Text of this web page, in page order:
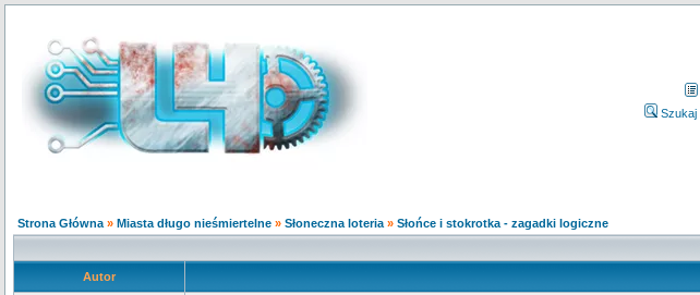
Szukaj
Strona Główna » Miasta długo nieśmiertelne » Słoneczna loteria » Słońce i stokrotka - zagadki logiczne
Autor